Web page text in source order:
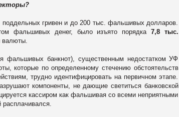
гривен и до 200 тыс. фальшивых долларов.
фальшивых денег, было изъято порядка 7,8 тыс.
валюты.
фальшивых банкнот), существенным недостатком УФ
которые по определенному стечению обстоятельств
трудно идентифицировать на первичном этапе.
компоненты, не дающие светиться банковской
кассиром как фальшивая со всеми неприятными